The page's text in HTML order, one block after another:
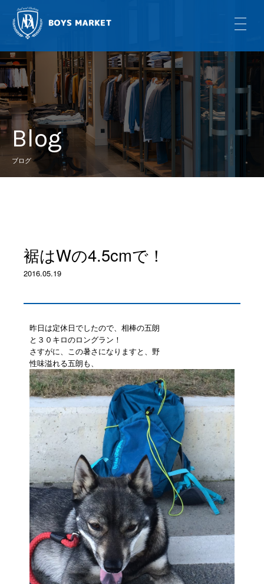
Blog
ブログ
裾はWの4.5cmで！
2016.05.19
昨日は定休日でしたので、相棒の五朗
と３０キロのロングラン！
さすがに、この暑さになりますと、野
性味溢れる五朗も、